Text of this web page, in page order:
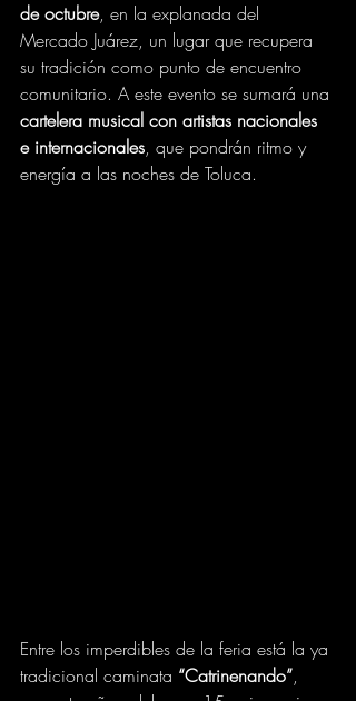
de octubre, en la explanada del
Mercado Juárez, un lugar que recupera
su tradición como punto de encuentro
comunitario. A este evento se sumará una
cartelera musical con artistas nacionales
e internacionales, que pondrán ritmo y
energía a las noches de Toluca.
Entre los imperdibles de la feria está la ya
tradicional caminata “Catrinenando”,